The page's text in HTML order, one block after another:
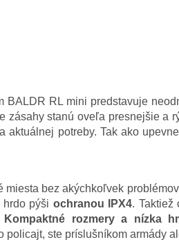
BALDR RL mini predstavuje
zásahy stanú oveľa presnejšie a
aktuálnej potreby. Tak ako
miesta bez akýchkoľvek
pýši ochranou IPX4. Taktiež
Kompaktné rozmery a nízka
policajt, ste príslušníkom armády